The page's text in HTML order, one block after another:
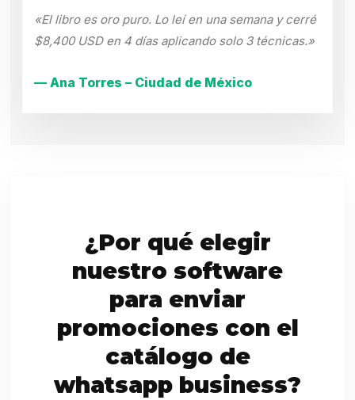
«El libro es oro puro. Lo leí en una semana y cerré
$8,400 USD en 4 días aplicando solo 3 técnicas.»
— Ana Torres – Ciudad de México
¿Por qué elegir
nuestro software
para enviar
promociones con el
catálogo de
whatsapp business?